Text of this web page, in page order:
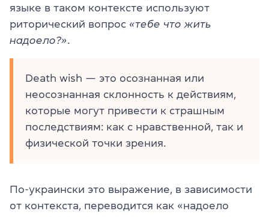
языке в таком контексте используют
риторический вопрос «тебе что жить
надоело?»
Death wish — это осознанная или
неосознанная склонность к действиям,
которые могут привести к страшным
последствиям: как с нравственной, так и
физической точки зрения.
По-украински это выражение, в зависимости
от контекста, переводится как «надоело